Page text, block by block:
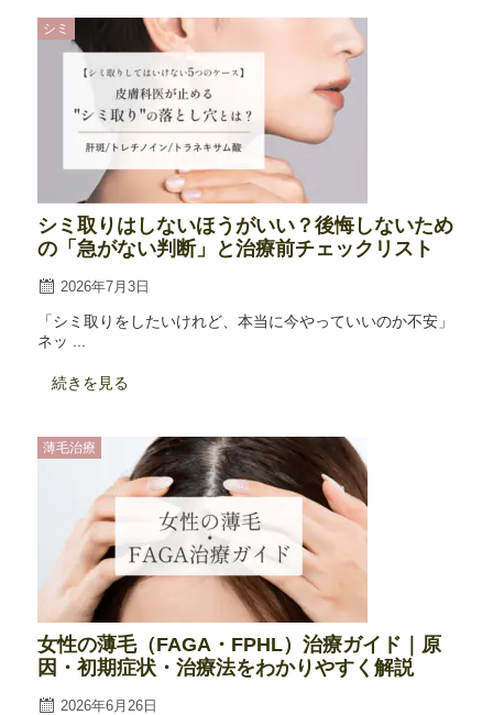
シミ
シミ取りはしないほうがいい？後悔しないため
の「急がない判断」と治療前チェックリスト
2026年7月3日
「シミ取りをしたいけれど、本当に今やっていいのか不安」
ネッ ...
続きを見る
薄毛治療
女性の薄毛（FAGA・FPHL）治療ガイド｜原
因・初期症状・治療法をわかりやすく解説
2026年6月26日